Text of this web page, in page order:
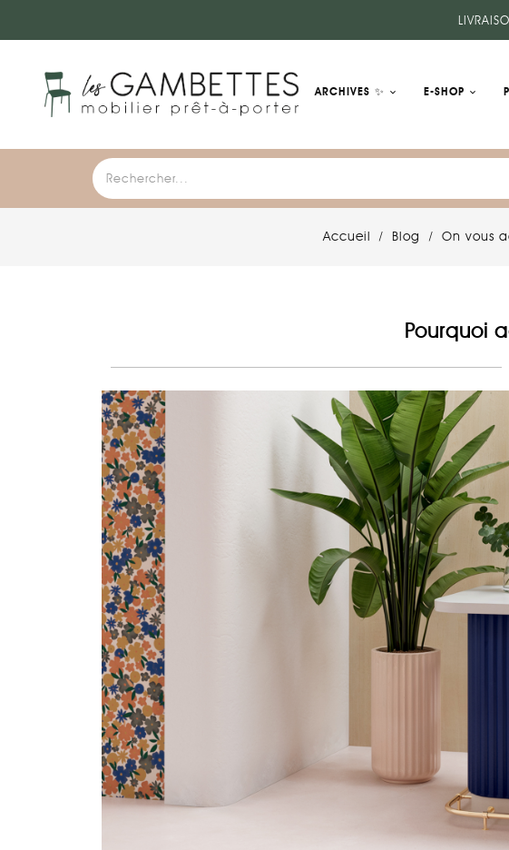
ARCHIVES ✨ E-SHOP
Accueil Blog On vous
Pourquoi